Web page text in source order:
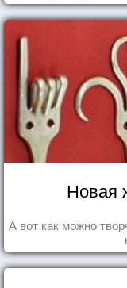
Новая
А вот как можно